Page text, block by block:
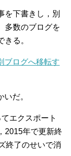
を下書きし，別
多数のブログを
る。
ブログへ移転す
だ。
エクスポート
2015年で更新終
終了のせいで消